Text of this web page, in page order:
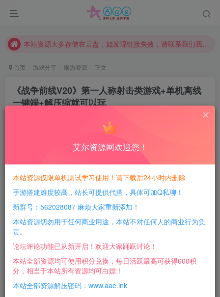
本网站的文章部分内容可能来源于网络，仅供大家学习与参考，如有侵权，请联系站长QQ466107887进行删除处理。
本站资源大多存储在云盘，如发现链接失效，请联系我们我们会第一时间更新。
请勿相信任何评论区广告！以免上当受骗！
本网站的文章部分内容可能来源于网络，仅供大家学习与参考，如有侵权，请联系站长QQ466107887进行删除处理。
首页 游戏分享 端游资源 正文
《战争前线V20》第一人称射击类游戏+单机离线
一键端+解压缩就可以玩
每日活跃最高可获得600积分！所有资源可以使用
积分免费兑换！
游戏介绍：
《战争前线V20》是一款第一人称射击类游戏，以下是
一些简单攻略：
职业选择：
步枪手：擅长中远距离的火力输出，能补给子弹给
自己或队友，是团队的主要火力点。新手玩家可以
艾尔资源网欢迎您！
本站资源仅限单机测试学习使用！请下载后24小时内删除
手游搭建难度较高，站长可提供代搭，具体可加Q私聊！
新群号：562028087 麻烦大家重新添加！
本站资源切勿用于任何商业用途，本站不对任何人的商业行为负
责。
论坛评论功能已从新开启！欢迎大家踊跃讨论！
本站全部资源均可使用积分兑换，每日活跃最高可获得600积
分，相当于本站所有资源均可白嫖！
本站全部资源解压密码：www.aae.ink